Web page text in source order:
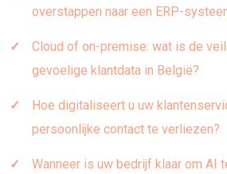
overstappen naar een ERP-
Cloud of on-premise: wat is de
gevoelige klantdata in België?
Hoe digitaliseert u uw
persoonlijke contact te verliezen?
Wanneer is uw bedrijf klaar om AI